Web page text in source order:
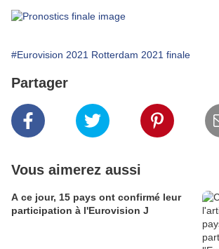
#Eurovision 2021 Rotterdam 2021 finale
Partager
Vous aimerez aussi
A ce jour, 15 pays ont confirmé leur
participation à l'Eurovision J